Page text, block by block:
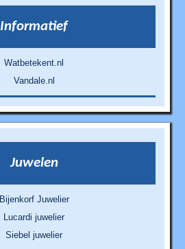
Informatief
Watbetekent.nl
Vandale.nl
Juwelen
Bijenkorf Juwelier
Lucardi juwelier
Siebel juwelier